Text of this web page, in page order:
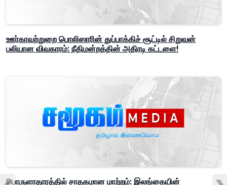
ஊர்காவற்றுறை பொலிஸாரின் துப்பாக்கிச் சூட்டில் சிறுவன்
பலியான விவகாரம்: நீதிமன்றத்தின் அதிரடி கட்டளை!
பொருளாதாரத்தில் சாதகமான மாற்றம்: இலங்கையின்